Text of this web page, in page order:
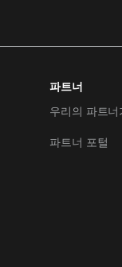
파트너
우리의 파트너
파트너 포털